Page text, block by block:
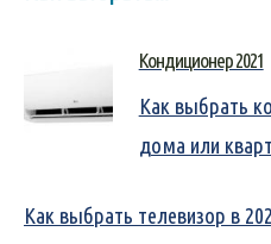
Кондиционер 2021
Как выбрать
дома или
Как выбрать телевизор в